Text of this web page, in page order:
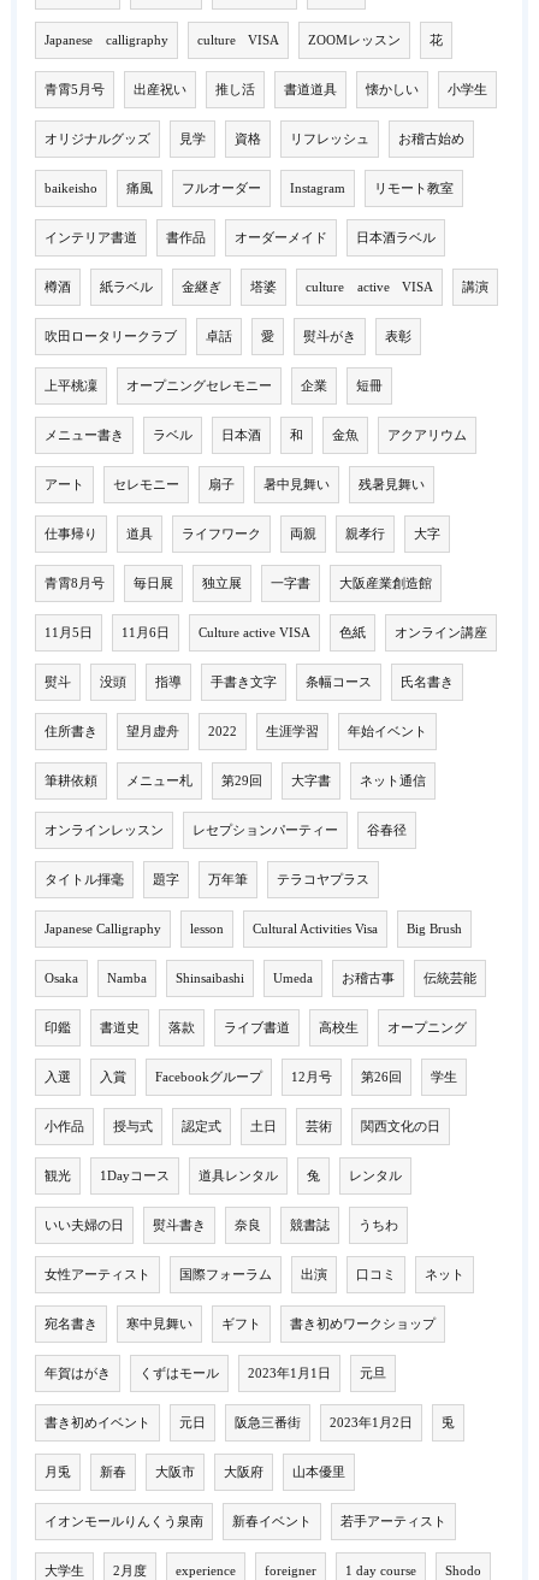
Japanese calligraphy culture VISA ZOOMレッスン 花
青霄5月号 出産祝い 推し活 書道道具 懐かしい 小学生
オリジナルグッズ 見学 資格 リフレッシュ お稽古始め
baikeisho 痛風 フルオーダー Instagram リモート教室
インテリア書道 書作品 オーダーメイド 日本酒ラベル
樽酒 紙ラベル 金継ぎ 塔婆 culture active VISA 講演
吹田ロータリークラブ 卓話 愛 熨斗がき 表彰
上平桃凜 オープニングセレモニー 企業 短冊
メニュー書き ラベル 日本酒 和 金魚 アクアリウム
アート セレモニー 扇子 暑中見舞い 残暑見舞い
仕事帰り 道具 ライフワーク 両親 親孝行 大字
青霄8月号 毎日展 独立展 一字書 大阪産業創造館
11月5日 11月6日 Culture active VISA 色紙 オンライン講座
熨斗 没頭 指導 手書き文字 条幅コース 氏名書き
住所書き 望月虚舟 2022 生涯学習 年始イベント
筆耕依頼 メニュー札 第29回 大字書 ネット通信
オンラインレッスン レセプションパーティー 谷春径
タイトル揮毫 題字 万年筆 テラコヤプラス
Japanese Calligraphy lesson Cultural Activities Visa Big Brush
Osaka Namba Shinsaibashi Umeda お稽古事 伝統芸能
印鑑 書道史 落款 ライブ書道 高校生 オープニング
入選 入賞 Facebookグループ 12月号 第26回 学生
小作品 授与式 認定式 土日 芸術 関西文化の日
観光 1Dayコース 道具レンタル 兔 レンタル
いい夫婦の日 熨斗書き 奈良 競書誌 うちわ
女性アーティスト 国際フォーラム 出演 口コミ ネット
宛名書き 寒中見舞い ギフト 書き初めワークショップ
年賀はがき くずはモール 2023年1月1日 元旦
書き初めイベント 元日 阪急三番街 2023年1月2日 兎
月兎 新春 大阪市 大阪府 山本優里
イオンモールりんくう泉南 新春イベント 若手アーティスト
大学生 2月度 experience foreigner 1 day course Shodo